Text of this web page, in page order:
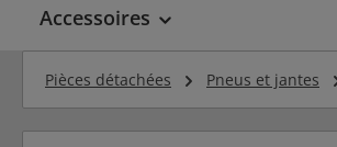
Accessoires
Pièces détachées Pneus et jantes